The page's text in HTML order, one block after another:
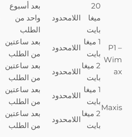
20
ميغا
بایت
اللامحدود
بعد أسبوع
واحد من
الطلب
P1 –
Wim
ax
1 ميغا
بایت
اللامحدود
بعد ساعتين
من الطلب
2 ميغا
بایت
اللامحدود
بعد ساعتين
من الطلب
Maxis
1 ميغا
بایت
اللامحدود
بعد ساعتين
من الطلب
2 ميغا
بایت
اللامحدود
بعد ساعتين
من الطلب